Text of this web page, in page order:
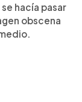
hacía pasar
obscena